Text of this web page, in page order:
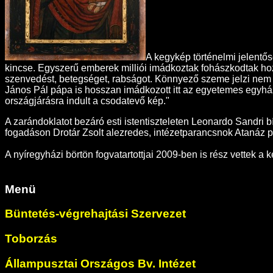
A kegykép történelmi
kincse. Egyszerű emberek milliói imádkoztak fohászkodtak
szenvedést, betegséget, rabságot. Könnyező szeme jelzi
János Pál pápa is hosszan imádkozott itt az egyetemes
országjárásra indult a csodatevő kép."
A zarándoklatot bezáró esti istentiszteleten Leonardo Sandri
fogadáson Drotár Zsolt alezredes, intézetparancsnok
A nyíregyházi börtön fogvatartottjai 2009-ben is rész vettek a
Menü
Büntetés-végrehajtási Szervezet
Toborzás
Állampusztai Országos Bv. Intézet